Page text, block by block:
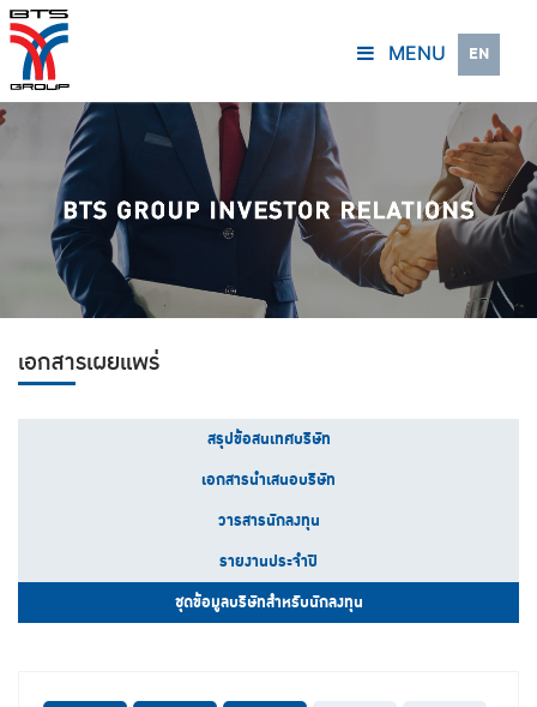
MENU EN
เอกสารเผยแพร่
สรุปข้อสนเทศบริษัท
เอกสารนำเสนอบริษัท
วารสารนักลงทุน
รายงานประจำปี
ชุดข้อมูลบริษัทสำหรับนักลงทุน